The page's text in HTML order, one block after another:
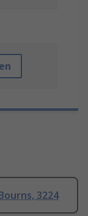
3224